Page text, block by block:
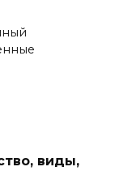
виды,